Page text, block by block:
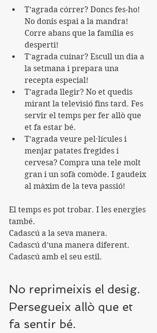
T’agrada córrer? Doncs fes-ho!
No donis espai a la mandra!
Corre abans que la família es
desperti!
T'agrada cuinar? Escull un dia a
la setmana i prepara una
recepta especial!
T’agrada llegir? No et quedis
mirant la televisió fins tard. Fes
servir el temps per fer allò que
et fa estar bé.
T’agrada veure pel·lícules i
menjar patates fregides i
cervesa? Compra una tele molt
gran i un sofà comòde. I gaudeix
al màxim de la teva passió!
El temps es pot trobar. I les energies
també.
Cadascú a la seva manera.
Cadascú d’una manera diferent.
Cadascú amb el seu estil.
No reprimeixis el desig.
Persegueix allò que et
fa sentir bé.